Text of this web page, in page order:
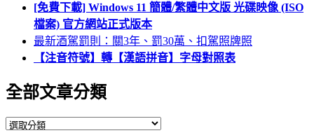
[免費下載] Windows 11 簡體/繁體中文版 光碟映像 (ISO
檔案) 官方網站正式版本
最新酒駕罰則：關3年、罰30萬、扣駕照牌照
【注音符號】轉【漢語拼音】字母對照表
全部文章分類
全